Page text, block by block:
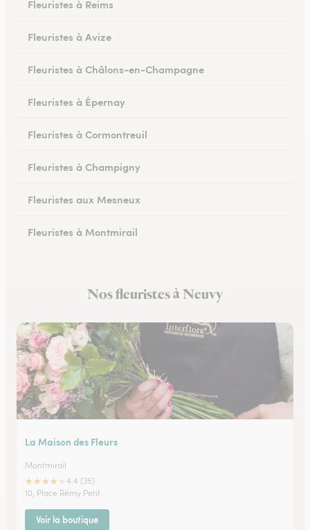
Fleuristes à Reims
Fleuristes à Avize
Fleuristes à Châlons-en-Champagne
Fleuristes à Épernay
Fleuristes à Cormontreuil
Fleuristes à Champigny
Fleuristes aux Mesneux
Fleuristes à Montmirail
Fleuristes à Vitry-le-François
Nos fleuristes à Neuvy
La Maison des Fleurs
Montmirail
★★★★
4.4 (35)
10, Place Rémy Petit
Voir la boutique